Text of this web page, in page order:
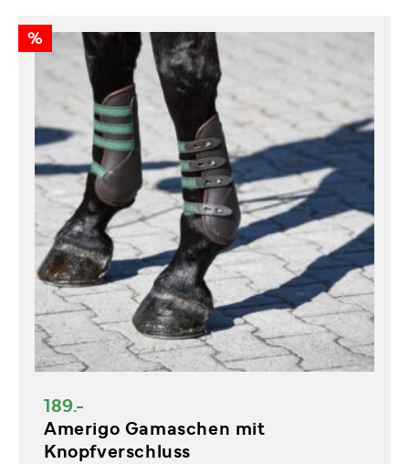
%
189.-
Amerigo Gamaschen mit
Knopfverschluss